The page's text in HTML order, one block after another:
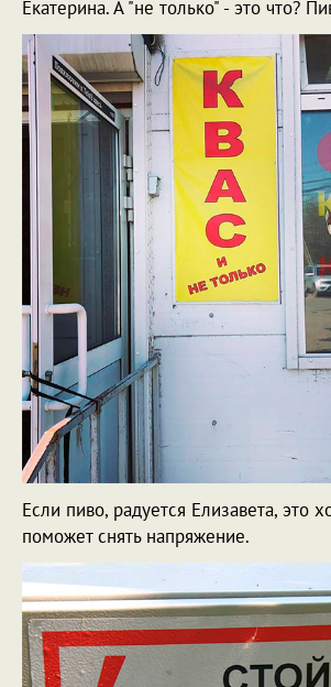
Екатерина. А "не только" - это что?
Если пиво, радуется Елизавета, это
поможет снять напряжение.